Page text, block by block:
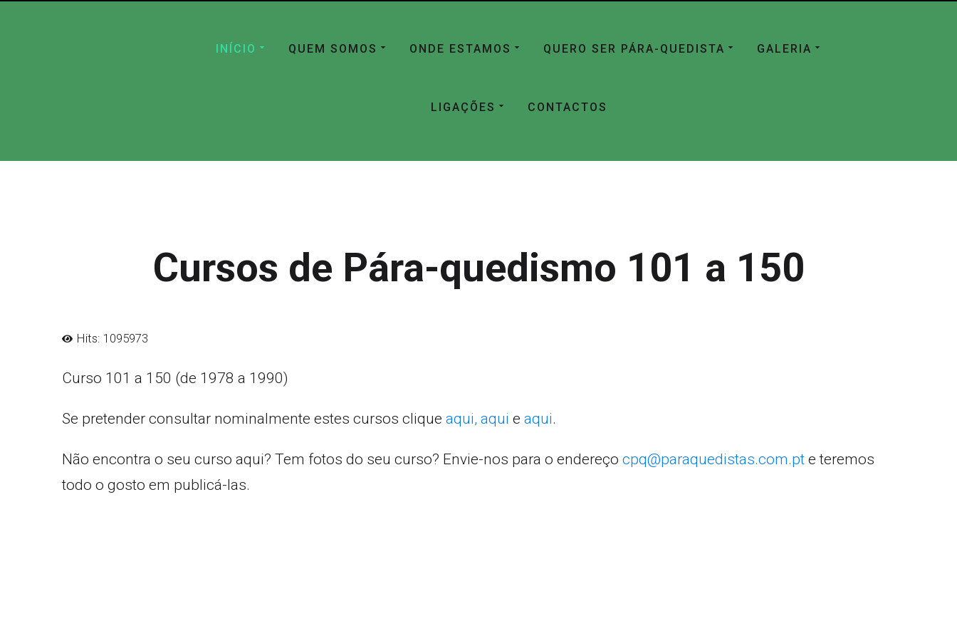
INÍCIO QUEM SOMOS ONDE ESTAMOS QUERO SER PÁRA-QUEDISTA GALERIA
LIGAÇÕES CONTACTOS
Cursos de Pára-quedismo 101 a 150
Hits: 1095973
Curso 101 a 150 (de 1978 a 1990)
Se pretender consultar nominalmente estes cursos clique aqui, aqui e aqui.
Não encontra o seu curso aqui? Tem fotos do seu curso? Envie-nos para o endereço cpq@paraquedistas.com.pt e teremos
todo o gosto em publicá-las.